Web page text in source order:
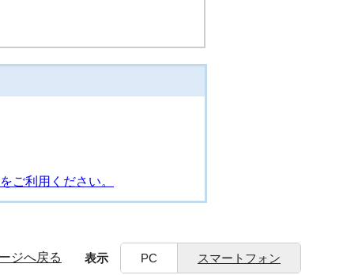
ご利用ください。
ジへ戻る 表示 PC スマートフォン